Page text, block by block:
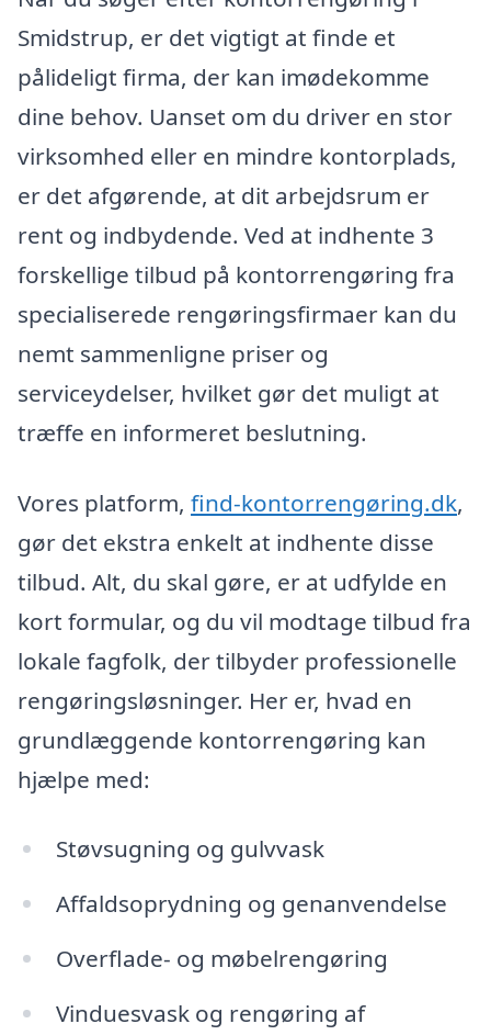
Smidstrup, er det vigtigt at finde et
pålideligt firma, der kan imødekomme
dine behov. Uanset om du driver en stor
virksomhed eller en mindre kontorplads,
er det afgørende, at dit arbejdsrum er
rent og indbydende. Ved at indhente 3
forskellige tilbud på kontorrengøring fra
specialiserede rengøringsfirmaer kan du
nemt sammenligne priser og
serviceydelser, hvilket gør det muligt at
træffe en informeret beslutning.
Vores platform, find-kontorrengøring.dk,
gør det ekstra enkelt at indhente disse
tilbud. Alt, du skal gøre, er at udfylde en
kort formular, og du vil modtage tilbud fra
lokale fagfolk, der tilbyder professionelle
rengøringsløsninger. Her er, hvad en
grundlæggende kontorrengøring kan
hjælpe med:
Støvsugning og gulvvask
Affaldsoprydning og genanvendelse
Overflade- og møbelrengøring
Vinduesvask og rengøring af